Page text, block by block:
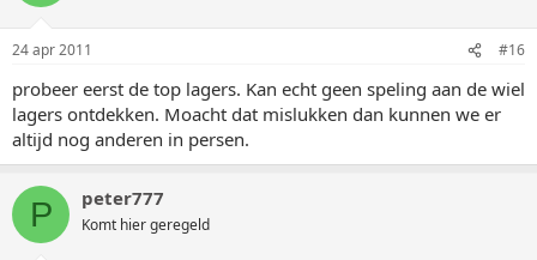
24 apr 2011 #16
probeer eerst de top lagers. Kan echt geen speling aan de wiel
lagers ontdekken. Moacht dat mislukken dan kunnen we er
altijd nog anderen in persen.
P peter777
Komt hier geregeld